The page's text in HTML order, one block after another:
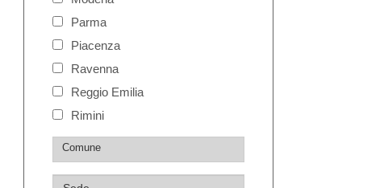
Parma
Piacenza
Ravenna
Reggio Emilia
Rimini